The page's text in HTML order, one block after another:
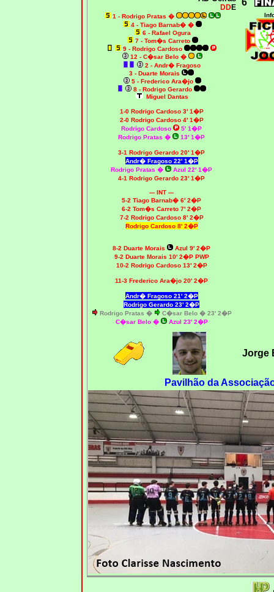
DDE 6
1 - Rodrigo Pratas �
4 - Tiago Barnab� �
6 - Rafael Ogura
7 - Tom�s Carreto
9 - Rodrigo Cardoso
12 - C�sar Belo �
2 - Andr� Fragoso
3 - Duarte Morais
5 - Frederico Ara�jo
8 - Rodrigo Gerardo
Miguel Dantas
1-0 Rodrigo Cardoso 3' 1�P
2-0 Rodrigo Cardoso 4' 1�P
Rodrigo Cardoso
5' 1�P
Rodrigo Pratas � 13' 1�P
3-1 Rodrigo Gerardo 20' 1�P
Andr� Fragoso 22' 1�P
Rodrigo Pratas �
Azul 22' 1�P
4-1 Rodrigo Gerardo 23' 1�P
--- INT ---
5-2 Tiago Barnab� 6' 2�P
6-2 Tom�s Carreto 7' 2�P
7-2 Rodrigo Cardoso 8' 2�P
Rodrigo Cardoso 8' 2�P
8-2 Duarte Morais
Azul 9' 2�P
9-2 Duarte Morais 10' 2�P PWP
10-2 Rodrigo Cardoso 13' 2�P
11-3 Frederico Ara�jo 20' 2�P
Andr� Fragoso 21' 2�P
Rodrigo Gerardo 23' 2�P
Rodrigo Pratas �
C�sar Belo � 23' 2�P
C�sar Belo � Azul 23' 2�P
Jorge
Pavilhão da